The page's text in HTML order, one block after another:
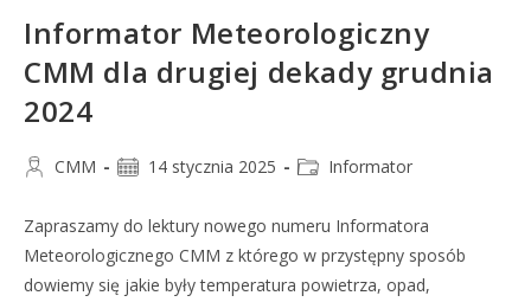
Informator Meteorologiczny
CMM dla drugiej dekady grudnia
2024
CMM 14 stycznia 2025 Informator
Zapraszamy do lektury nowego numeru Informatora
Meteorologicznego CMM z którego w przystępny sposób
dowiemy się jakie były temperatura powietrza, opad,